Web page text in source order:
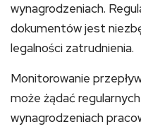
wynagrodzeniach.
dokumentów jest
legalności zatrudnienia.
Monitorowanie
może żądać
wynagrodzeniach